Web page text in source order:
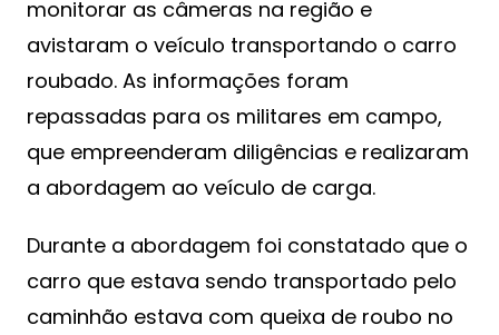
monitorar as câmeras na região e
avistaram o veículo transportando o carro
roubado. As informações foram
repassadas para os militares em campo,
que empreenderam diligências e realizaram
a abordagem ao veículo de carga.
Durante a abordagem foi constatado que o
carro que estava sendo transportado pelo
caminhão estava com queixa de roubo no